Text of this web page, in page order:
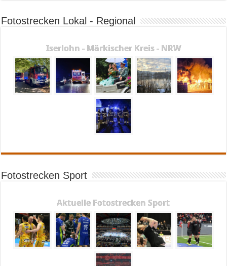
Fotostrecken Lokal - Regional
Iserlohn - Märkischer Kreis - NRW
Fotostrecken Sport
Aktuelle Fotostrecken Sport